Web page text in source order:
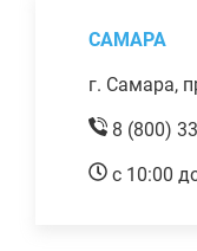
САМАРА
г. Самара,
8 (800)
с 10:00